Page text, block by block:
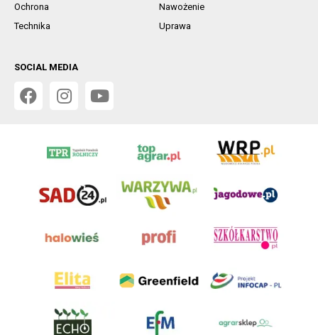
Ochrona
Nawożenie
Technika
Uprawa
SOCIAL MEDIA